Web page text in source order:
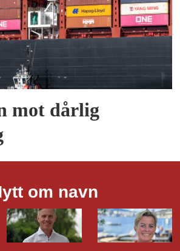
mot dårlig
om navn